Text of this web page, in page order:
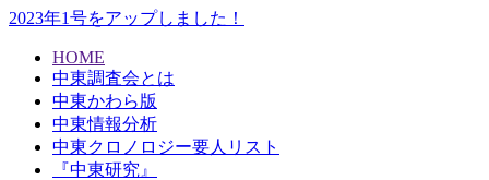
2023年1号をアップしました！
HOME
中東調査会とは
中東かわら版
中東情報分析
中東クロノロジー要人リスト
『中東研究』